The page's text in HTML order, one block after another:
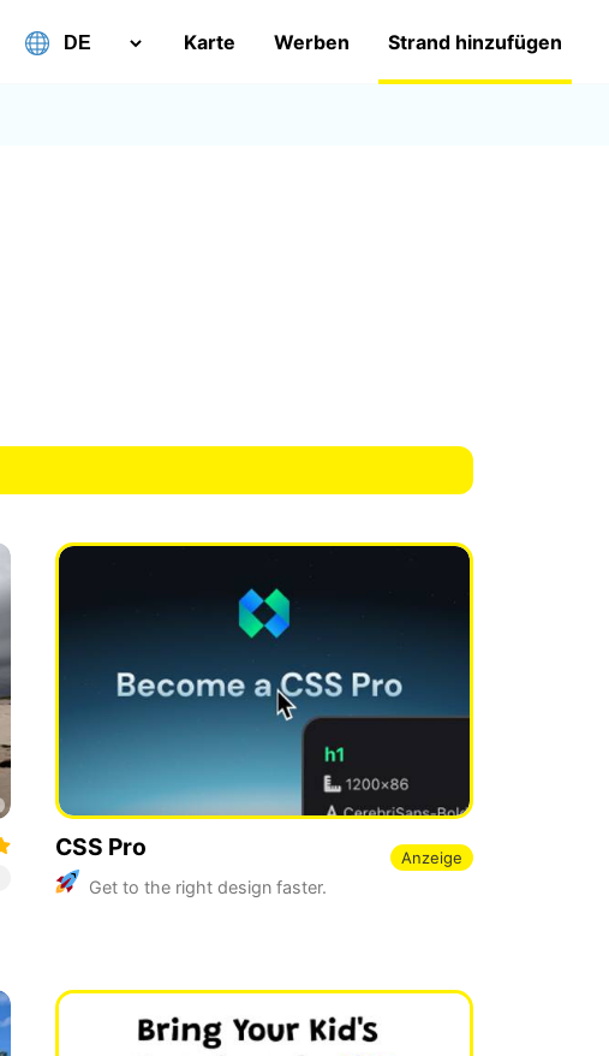
Karte Werben Strand hinzufügen
CSS Pro
Get to the right design faster.
Anzeige